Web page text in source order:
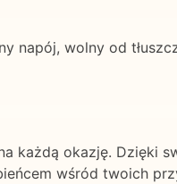
wolny od
każdą okazję. Dzięki
wśród twoich